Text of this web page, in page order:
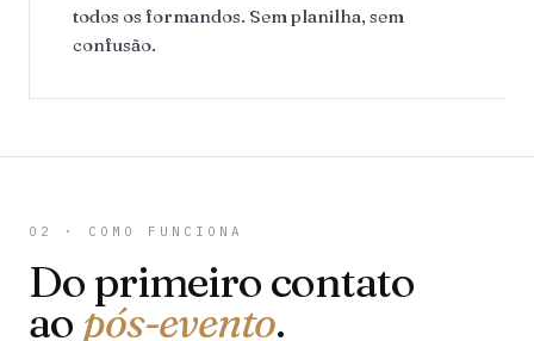
todos os formandos. Sem planilha, sem
confusão.
02 · COMO FUNCIONA
Do primeiro contato
ao pós-evento.